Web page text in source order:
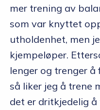
mer trening av
som var knyttet
utholdenhet, men
kjempeløper.
lenger og trenger å
så liker jeg å trene
det er dritkjedelig å